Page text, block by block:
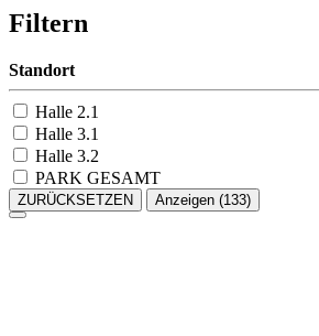
Filtern
Standort
Halle 2.1
Halle 3.1
Halle 3.2
PARK GESAMT
ZURÜCKSETZEN Anzeigen (133)